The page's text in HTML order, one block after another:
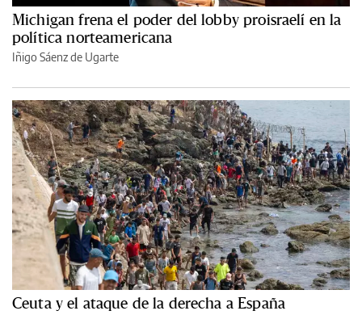
Michigan frena el poder del lobby proisraelí en la
política norteamericana
Iñigo Sáenz de Ugarte
Ceuta y el ataque de la derecha a España